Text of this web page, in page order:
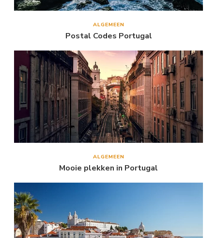
ALGEMEEN
Postal Codes Portugal
ALGEMEEN
Mooie plekken in Portugal